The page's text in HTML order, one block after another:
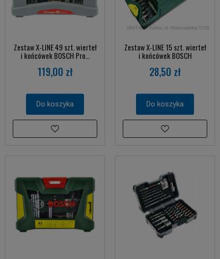
Zestaw X-LINE 49 szt. wierteł
i końcówek BOSCH Pro...
119,00 zł
Do koszyka
Zestaw X-LINE 15 szt. wierteł
i końcówek BOSCH
28,50 zł
Do koszyka